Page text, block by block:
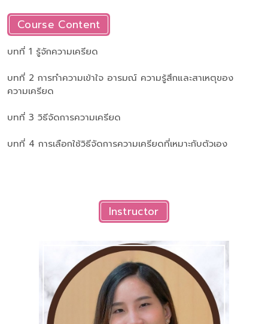
Course Content
บทที่ 1 รู้จักความเครียด
บทที่ 2 การทำความเข้าใจ อารมณ์ ความรู้สึกและสาเหตุของ
ความเครียด
บทที่ 3 วิธีจัดการความเครียด
บทที่ 4 การเลือกใช้วิธีจัดการความเครียดที่เหมาะกับตัวเอง
Instructor